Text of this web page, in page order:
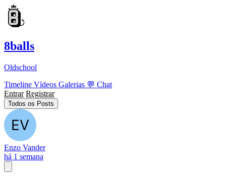
8balls
Oldschool
Timeline Vídeos Galerias 💬 Chat
Entrar Registrar
Todos os Posts
Enzo Vander
há 1 semana